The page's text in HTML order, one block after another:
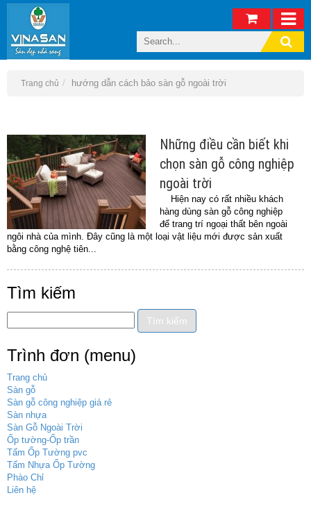
Trang chủ hướng dẫn cách bảo sàn gỗ ngoài trời
Những điều cần biết khi
chọn sàn gỗ công nghiệp
ngoài trời
Hiện nay có rất nhiều khách
hàng dùng sàn gỗ công nghiệp
để trang trí ngoại thất bên ngoài
ngôi nhà của mình. Đây cũng là một loại vật liệu mới được sản xuất
bằng công nghệ tiên...
Tìm kiếm
Trình đơn (menu)
Trang chủ
Sàn gỗ
Sàn gỗ công nghiệp giá rẻ
Sàn nhựa
Sàn Gỗ Ngoài Trời
Ốp tường-Ốp trần
Tấm Ốp Tường pvc
Tấm Nhựa Ốp Tường
Phào Chỉ
Liên hệ